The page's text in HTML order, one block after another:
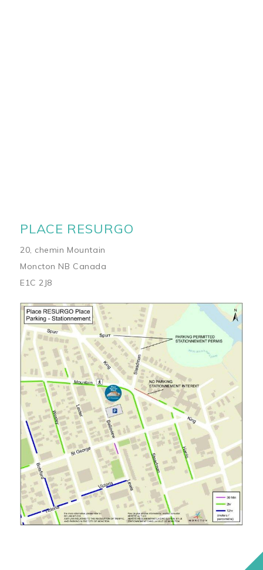
PLACE RESURGO
20, chemin Mountain
Moncton NB Canada
E1C 2J8